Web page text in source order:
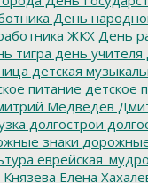
День
ЖКХ День
тигра день учителя
детская
питание детское
Медведев
долгострои
знаки
Елена